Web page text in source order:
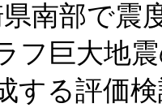
南部で震
フ巨大地
する評価